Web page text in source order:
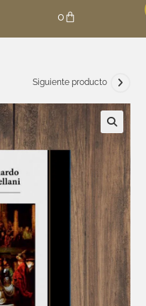
0
Siguiente producto